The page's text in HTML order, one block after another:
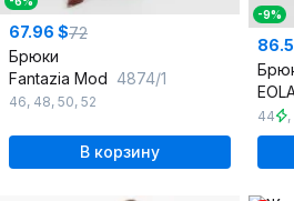
67.96 $72
Брюки
Fantazia Mod 4874/1
46, 48, 50, 52
В корзину
-9%
44 ,